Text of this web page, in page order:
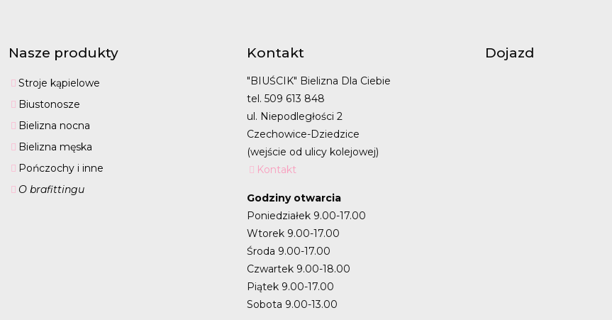
Nasze produkty
Stroje kąpielowe
Biustonosze
Bielizna nocna
Bielizna męska
Pończochy i inne
O brafittingu
Kontakt
"BIUŚCIK" Bielizna Dla Ciebie
tel. 509 613 848
ul. Niepodległości 2
Czechowice-Dziedzice
(wejście od ulicy kolejowej)
Kontakt
Godziny otwarcia
Poniedziałek 9.00-17.00
Wtorek 9.00-17.00
Środa 9.00-17.00
Czwartek 9.00-18.00
Piątek 9.00-17.00
Sobota 9.00-13.00
Dojazd